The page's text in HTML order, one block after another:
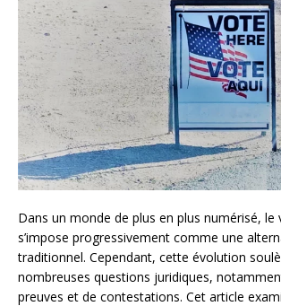
Dans un monde de plus en plus numérisé,
s’impose progressivement comme une
traditionnel. Cependant, cette évolution
nombreuses questions juridiques,
preuves et de contestations. Cet article